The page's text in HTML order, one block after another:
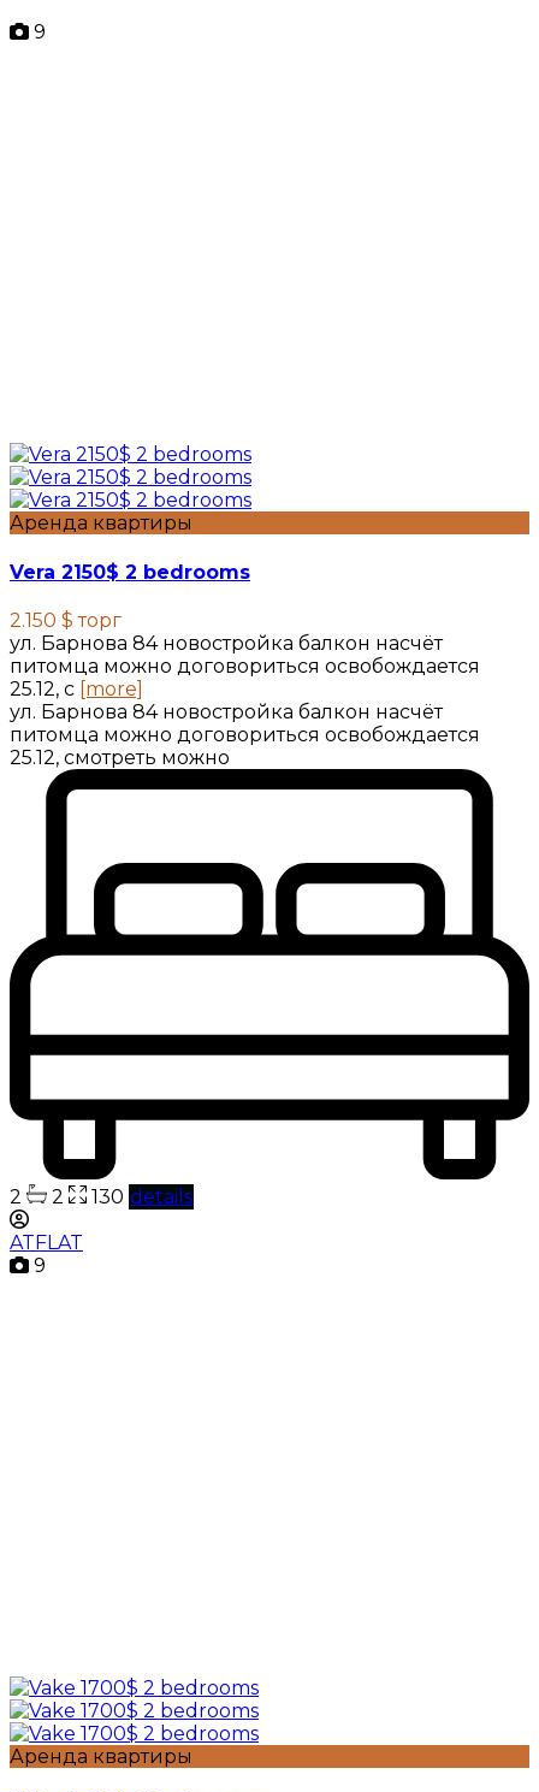
9
Аренда квартиры
Vera 2150$ 2 bedrooms
2.150 $торг
ул. Барнова 84 новостройка балкон насчёт
питомца можно договориться освобождается
25.12, с [more]
ул. Барнова 84 новостройка балкон насчёт
питомца можно договориться освобождается
25.12, смотреть можно
2 2 130 details
ATFLAT
9
Аренда квартиры